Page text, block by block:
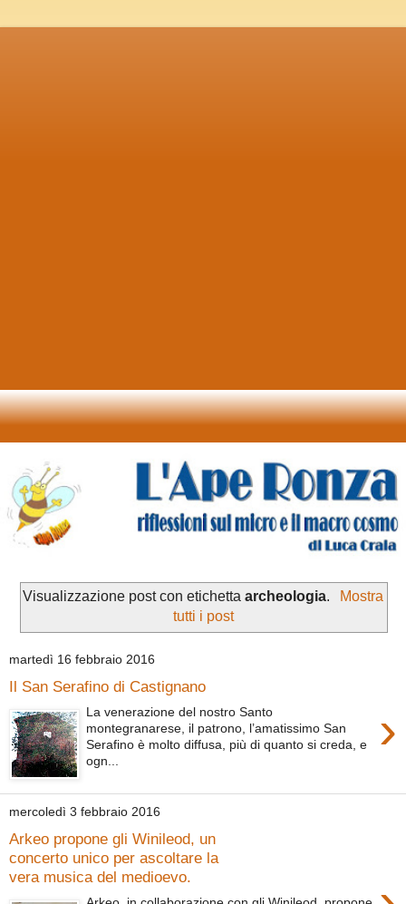
Visualizzazione post con etichettaarcheologia.
Mostra
tutti i post
martedì 16 febbraio 2016
Il San Serafino di Castignano
›
La venerazione del nostro Santo
montegranarese, il patrono, l’amatissimo San
Serafino è molto diffusa, più di quanto si creda, e
ogn...
mercoledì 3 febbraio 2016
Arkeo propone gli Winileod, un
concerto unico per ascoltare la
vera musica del medioevo.